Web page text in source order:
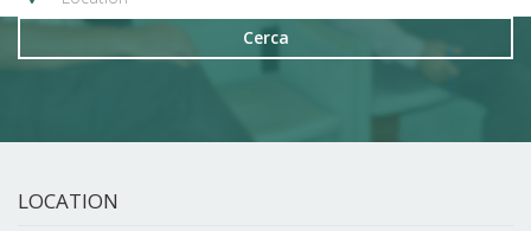
Cerca
LOCATION